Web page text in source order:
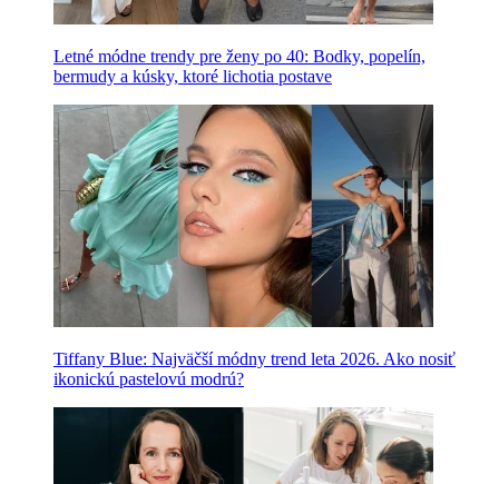
Letné módne trendy pre ženy po 40: Bodky, popelín,
bermudy a kúsky, ktoré lichotia postave
Tiffany Blue: Najväčší módny trend leta 2026. Ako nosiť
ikonickú pastelovú modrú?